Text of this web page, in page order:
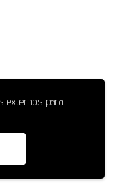
externos para